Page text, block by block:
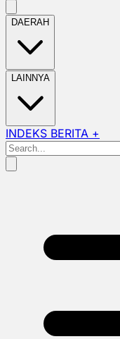
DAERAH
LAINNYA
INDEKS BERITA +